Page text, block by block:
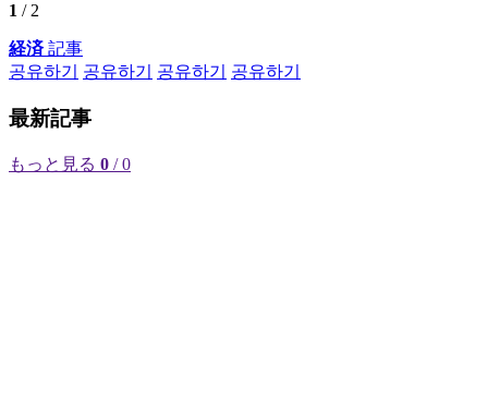
1 / 2
経済記事
공유하기
공유하기 공유하기 공유하기
最新記事
もっと見る 0 / 0